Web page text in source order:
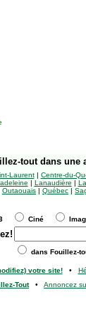
tout dans une
Laurent| Centre-du-
| Lanaudière |
Outaouais | Québec |
Ciné
dans Fouillez-
votre site!•
Tout• Annoncez